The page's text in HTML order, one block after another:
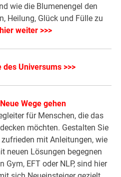
wie die Blumenengel den
Heilung, Glück und Fülle zu
hier weiter >>>
des Universums >>>
Wege gehen
für Menschen, die das
möchten. Gestalten Sie
mit Anleitungen, wie
neuen Lösungen begegnen
Gym, EFT oder NLP, sind hier